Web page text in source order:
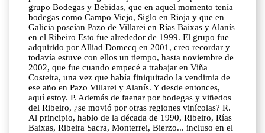
grupo Bodegas y Bebidas, que en aquel momento tenía
bodegas como Campo Viejo, Siglo en Rioja y que en
Galicia poseían Pazo de Villarei en Rías Baixas y Alanís
en el Ribeiro Esto fue alrededor de 1999. El grupo fue
adquirido por Alliad Domecq en 2001, creo recordar y
todavía estuve con ellos un tiempo, hasta noviembre de
2002, que fue cuando empecé a trabajar en Viña
Costeira, una vez que había finiquitado la vendimia de
ese año en Pazo Villarei y Alanís. Y desde entonces,
aquí estoy. P. Además de faenar por bodegas y viñedos
del Ribeiro, ¿se movió por otras regiones vinícolas? R.
Al principio, hablo de la década de 1990, Ribeiro, Rías
Baixas, Ribeira Sacra, Monterrei, Bierzo... incluso en el